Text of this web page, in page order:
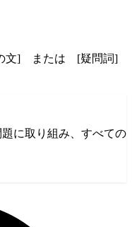
の文] または [疑問詞]
に取り組み、すべての